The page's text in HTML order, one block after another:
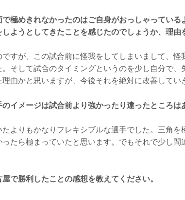
極めきれなかったのはご自身がおっしゃっている
ようとしてきたことを感じたのでしょうか、理由
すが、この試合前に怪我をしてしまいまして、怪
そして試合のタイミングというのを少し自分で、
由かと思いますが、今後それを絶対に改善してい
イメージは試合前より強かったり違ったところは
よりもかなりフレキシブルな選手でした。三角を
たら極まっていたと思います。でもそれで少し間
で勝利したことの感想を教えてください。